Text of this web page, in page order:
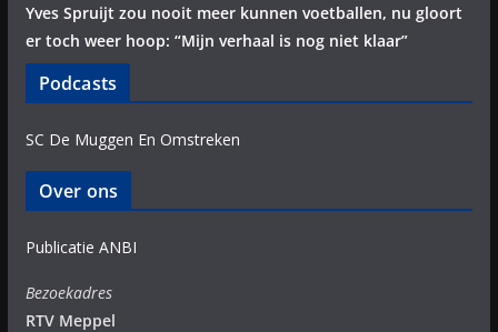
Yves Spruijt zou nooit meer kunnen voetballen, nu gloort
er toch weer hoop: “Mijn verhaal is nog niet klaar”
Podcasts
SC De Muggen En Omstreken
Over ons
Publicatie ANBI
Bezoekadres
RTV Meppel